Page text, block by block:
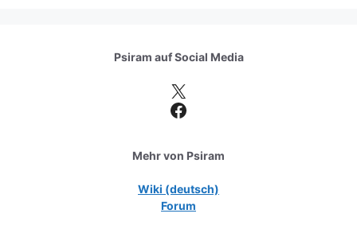
Psiram aufSocial Media
X
Facebook
Mehr von Psiram
Wiki (deutsch)
Forum